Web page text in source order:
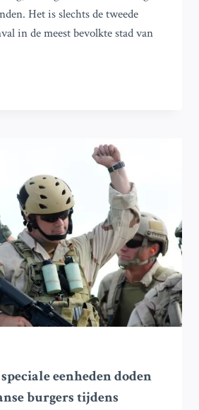
Het is slechts de tweede
in de meest bevolkte stad van
eenheden doden
burgers tijdens